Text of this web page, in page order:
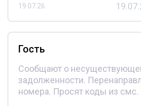
19.07.26
Гость
Сообщают о
задолженности.
номера. Просят коды из смс.